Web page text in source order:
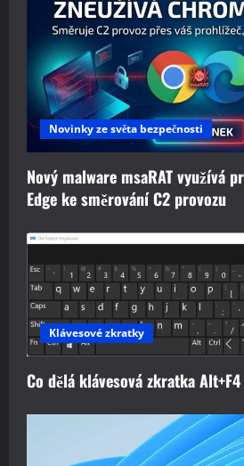
Novinky ze světa bezpečnosti
Nový malware msaRAT využívá
Edge ke směrování C2 provozu
Klávesové zkratky
Co dělá klávesová zkratka